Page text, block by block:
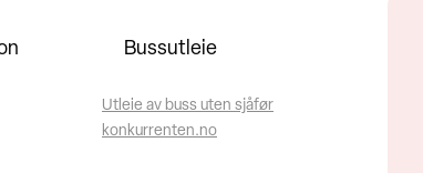
Bussutleie
Utleie av buss uten sjåfør
konkurrenten.no